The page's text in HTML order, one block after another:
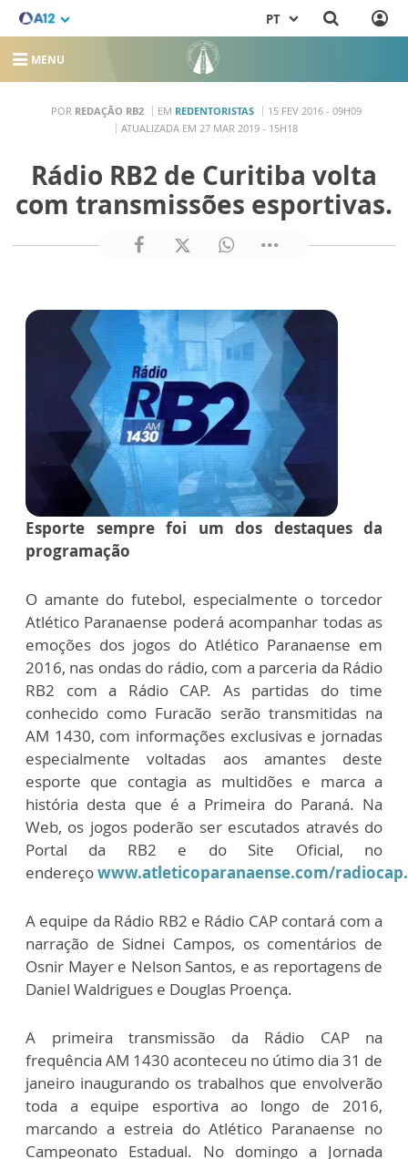
PT
MENU
POR REDAÇÃO RB2 EM REDENTORISTAS
15 FEV 2016 - 09H09
ATUALIZADA EM 27 MAR 2019 - 15H18
Rádio RB2 de Curitiba volta
com transmissões esportivas.
Esporte sempre foi um dos destaques da
programação
O amante do futebol, especialmente o torcedor
Atlético Paranaense poderá acompanhar todas as
emoções dos jogos do Atlético Paranaense em
2016, nas ondas do rádio, com a parceria da Rádio
RB2 com a Rádio CAP. As partidas do time
conhecido como Furacão serão transmitidas na
AM 1430, com informações exclusivas e jornadas
especialmente voltadas aos amantes deste
esporte que contagia as multidões e marca a
história desta que é a Primeira do Paraná. Na
Web, os jogos poderão ser escutados através do
Portal da RB2 e do Site Oficial, no
endereçowww.atleticoparanaense.com/radiocap.
A equipe da Rádio RB2 e Rádio CAP contará com a
narração de Sidnei Campos, os comentários de
Osnir Mayer e Nelson Santos, e as reportagens de
Daniel Waldrigues e Douglas Proença.
A primeira transmissão da Rádio CAP na
frequência AM 1430 aconteceu no útimo dia 31 de
janeiro inaugurando os trabalhos que envolverão
toda a equipe esportiva ao longo de 2016,
marcando a estreia do Atlético Paranaense no
Campeonato Estadual. No domingo a Jornada